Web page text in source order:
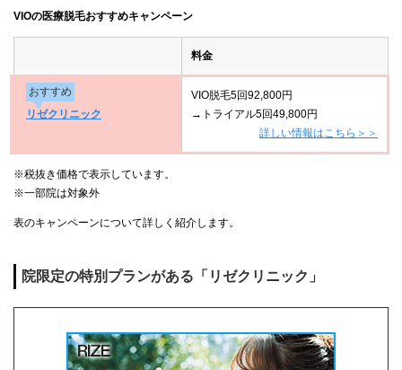
VIOの医療脱毛おすすめキャンペーン
料金
おすすめ
リゼクリニック
VIO脱毛5回92,800円
→トライアル5回49,800円
詳しい情報はこちら＞＞
※税抜き価格で表示しています。
※一部院は対象外
表のキャンペーンについて詳しく紹介します。
院限定の特別プランがある「リゼクリニック」